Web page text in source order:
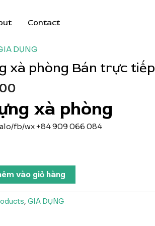
Contact
DỤNG
xà phòng Bán trực tiếp
xà phòng
fb/wx +84 909 066 084
vào giỏ hàng
, GIA DỤNG